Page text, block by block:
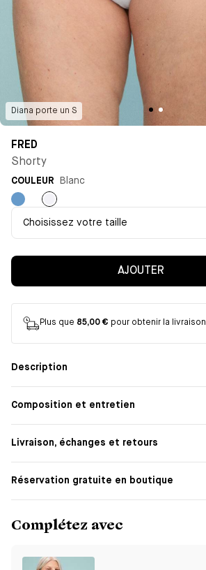
Diana porte un S
FRED
Shorty
COULEUR Blanc
Bleu
antoinette
Blanc
Choisissez votre taille
AJOUTER
Plus que 85,00 € pour obtenir la livraison
Description
Composition et entretien
Livraison, échanges et retours
Réservation gratuite en boutique
Complétez avec